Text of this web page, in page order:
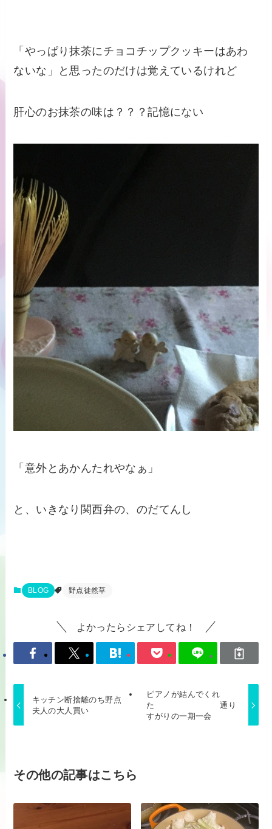
「やっぱり抹茶にチョコチップクッキーはあわ
ないな」と思ったのだけは覚えているけれど
肝心のお抹茶の味は？？？記憶にない
「意外とあかんたれやなぁ」
と、いきなり関西弁の、のだてんし
BLOG 野点徒然草
よかったらシェアしてね！
キッチン断捨離のち野点
夫人の大人買い
ピアノが結んでくれ
た 通り
すがりの一期一会
その他の記事はこちら